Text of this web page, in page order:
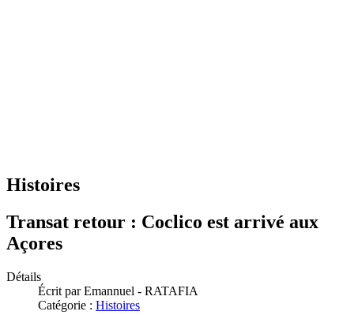
Histoires
Transat retour : Coclico est arrivé aux
Açores
Détails
Écrit parEmannuel - RATAFIA
Catégorie : Histoires